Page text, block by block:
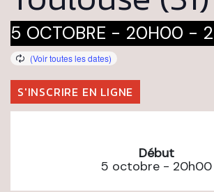
5 OCTOBRE - 20H00 -
S'INSCRIRE EN LIGNE
Début
5 octobre - 20h00